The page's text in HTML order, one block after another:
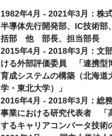
1982年4月 - 2021年3月：株
半導体先行開発部、IC技術部
括部 他 部長、担当部長
2015年4月 - 2018年3月：文
ける外部評価委員 「連携型
育成システムの構築（北海道
学・東北大学）」
2016年4月 - 2018年3月：総
事業における研究代表者 「
するキャリアコンバータ技術